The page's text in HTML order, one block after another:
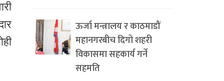
ऊर्जा मन्त्रालय र काठमाडौं
महानगरबीच दिगो शहरी
विकासमा सहकार्य गर्ने
सहमति